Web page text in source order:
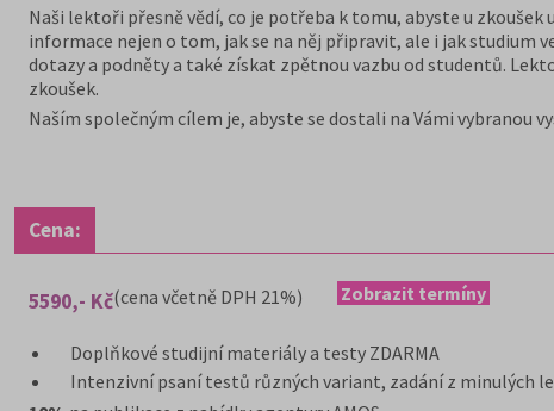
Naši lektoři přesně vědí, co je potřeba k tomu, abyste u
informace nejen o tom, jak se na něj připravit, ale i jak studium
dotazy a podněty a také získat zpětnou vazbu od studentů.
zkoušek.
Naším společným cílem je, abyste se dostali na Vámi vybranou
Cena:
5590,- Kč(cena včetně DPH 21%) Zobrazit termíny
Doplňkové studijní materiály a testy ZDARMA
Intenzivní psaní testů různých variant, zadání z minulých